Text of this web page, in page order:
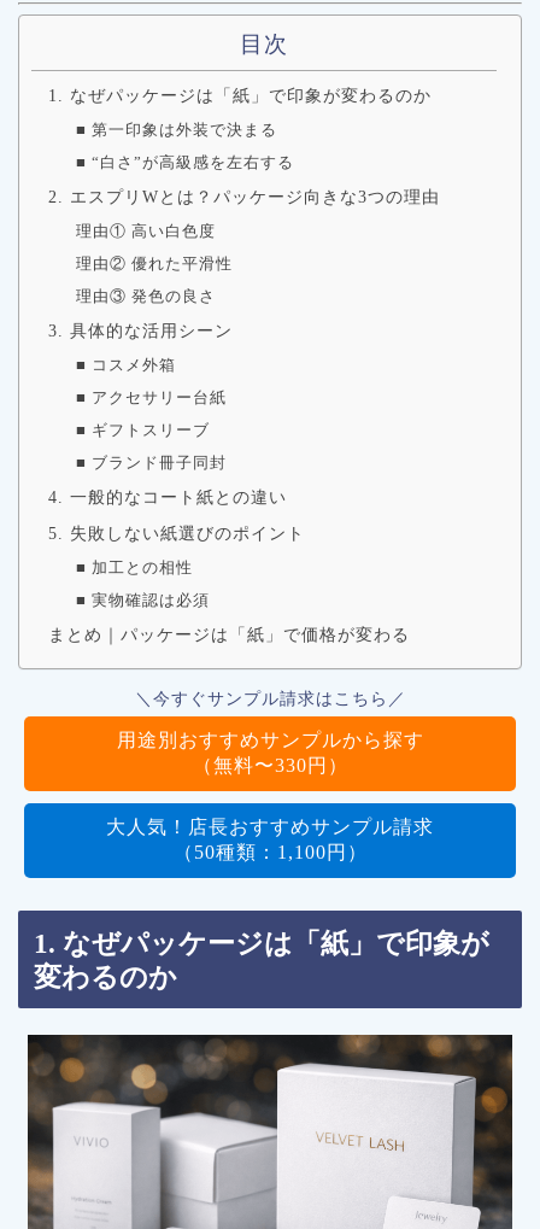
目次
1. なぜパッケージは「紙」で印象が変わるのか
■ 第一印象は外装で決まる
■ “白さ”が高級感を左右する
2. エスプリWとは？パッケージ向きな3つの理由
理由① 高い白色度
理由② 優れた平滑性
理由③ 発色の良さ
3. 具体的な活用シーン
■ コスメ外箱
■ アクセサリー台紙
■ ギフトスリーブ
■ ブランド冊子同封
4. 一般的なコート紙との違い
5. 失敗しない紙選びのポイント
■ 加工との相性
■ 実物確認は必須
まとめ｜パッケージは「紙」で価格が変わる
＼今すぐサンプル請求はこちら／
用途別おすすめサンプルから探す
（無料〜330円）
大人気！店長おすすめサンプル請求
（50種類：1,100円）
1. なぜパッケージは「紙」で印象が
変わるのか